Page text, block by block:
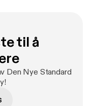
jensen
til å
Den Nye Standard